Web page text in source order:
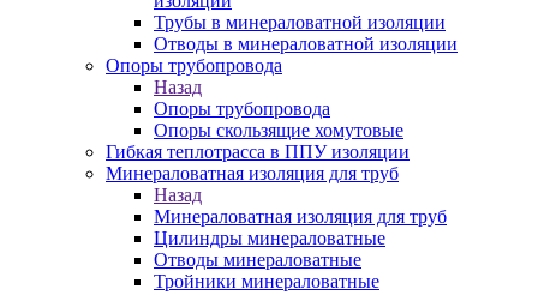
Трубы в минераловатной изоляции
Отводы в минераловатной изоляции
Опоры трубопровода
Назад
Опоры трубопровода
Опоры скользящие хомутовые
Гибкая теплотрасса в ППУ изоляции
Минераловатная изоляция для труб
Назад
Минераловатная изоляция для труб
Цилиндры минераловатные
Отводы минераловатные
Тройники минераловатные